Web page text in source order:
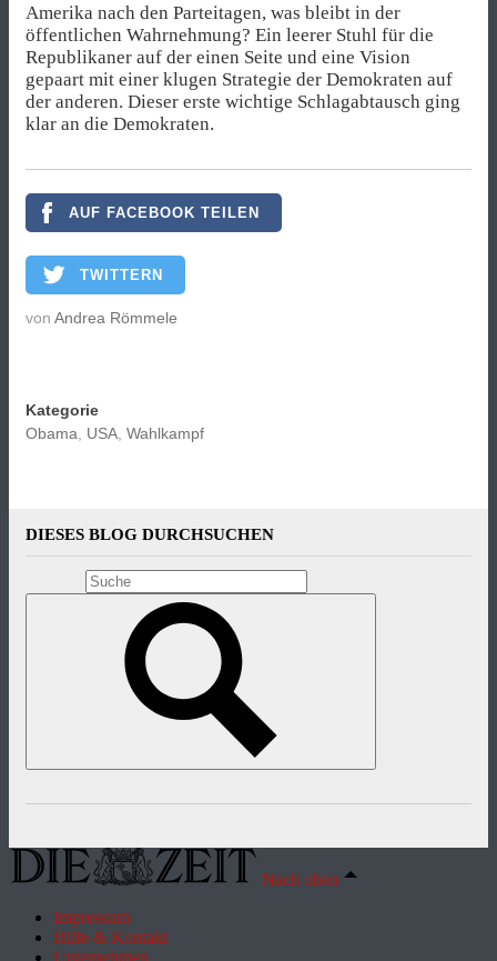
Amerika nach den Parteitagen, was bleibt in der
öffentlichen Wahrnehmung? Ein leerer Stuhl für die
Republikaner auf der einen Seite und eine Vision
gepaart mit einer klugen Strategie der Demokraten auf
der anderen. Dieser erste wichtige Schlagabtausch ging
klar an die Demokraten.
AUF FACEBOOK TEILEN
TWITTERN
von Andrea Römmele
Kategorie
Obama
USA Wahlkampf
DIESES BLOG DURCHSUCHEN
Nach oben
Impressum
Hilfe & Kontakt